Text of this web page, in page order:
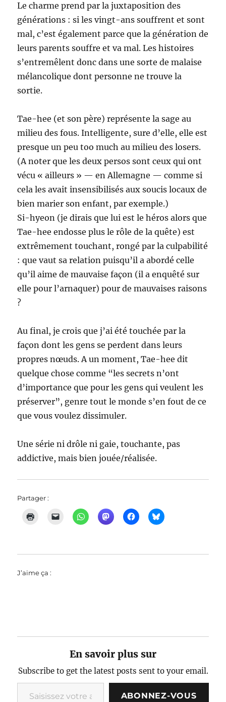
Le charme prend par la juxtaposition des
générations : si les vingt-ans souffrent et sont
mal, c’est également parce que la génération de
leurs parents souffre et va mal. Les histoires
s’entremêlent donc dans une sorte de malaise
mélancolique dont personne ne trouve la
sortie.
Tae-hee (et son père) représente la sage au
milieu des fous. Intelligente, sure d’elle, elle est
presque un peu too much au milieu des losers.
(A noter que les deux persos sont ceux qui ont
vécu « ailleurs » — en Allemagne — comme si
cela les avait insensibilisés aux soucis locaux de
bien marier son enfant, par exemple.)
Si-hyeon (je dirais que lui est le héros alors que
Tae-hee endosse plus le rôle de la quête) est
extrêmement touchant, rongé par la culpabilité
: que vaut sa relation puisqu’il a abordé celle
qu’il aime de mauvaise façon (il a enquêté sur
elle pour l’arnaquer) pour de mauvaises raisons
?
Au final, je crois que j’ai été touchée par la
façon dont les gens se perdent dans leurs
propres nœuds. A un moment, Tae-hee dit
quelque chose comme “les secrets n’ont
d’importance que pour les gens qui veulent les
préserver”, genre tout le monde s’en fout de ce
que vous voulez dissimuler.
Une série ni drôle ni gaie, touchante, pas
addictive, mais bien jouée/réalisée.
Partager :
J’aime ça :
En savoir plus sur
Subscribe to get the latest posts sent to your email.
Saisissez votre adresse e-mail…
ABONNEZ-VOUS